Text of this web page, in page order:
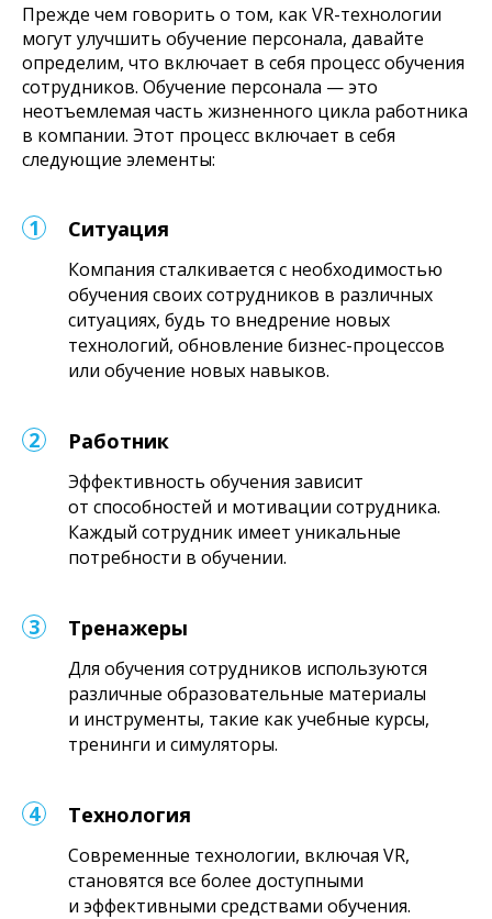
Прежде чем говорить о том, как VR-технологии
могут улучшить обучение персонала, давайте
определим, что включает в себя процесс обучения
сотрудников. Обучение персонала — это
неотъемлемая часть жизненного цикла работника
в компании. Этот процесс включает в себя
следующие элементы:
Ситуация
Компания сталкивается с необходимостью
обучения своих сотрудников в различных
ситуациях, будь то внедрение новых
технологий, обновление бизнес-процессов
или обучение новых навыков.
Работник
Эффективность обучения зависит
от способностей и мотивации сотрудника.
Каждый сотрудник имеет уникальные
потребности в обучении.
Тренажеры
Для обучения сотрудников используются
различные образовательные материалы
и инструменты, такие как учебные курсы,
тренинги и симуляторы.
Технология
Современные технологии, включая VR,
становятся все более доступными
и эффективными средствами обучения.